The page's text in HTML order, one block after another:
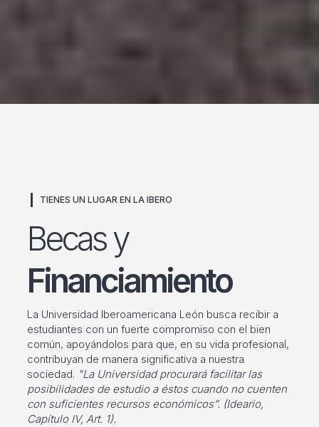
TIENES UN LUGAR EN LA IBERO
Becas y
Financiamiento
La Universidad Iberoamericana León busca recibir a
estudiantes con un fuerte compromiso con el bien
común, apoyándolos para que, en su vida profesional,
contribuyan de manera significativa a nuestra
sociedad. "La Universidad procurará facilitar las
posibilidades de estudio a éstos cuando no cuenten
con suficientes recursos económicos”. (Ideario,
Capítulo IV, Art. 1).